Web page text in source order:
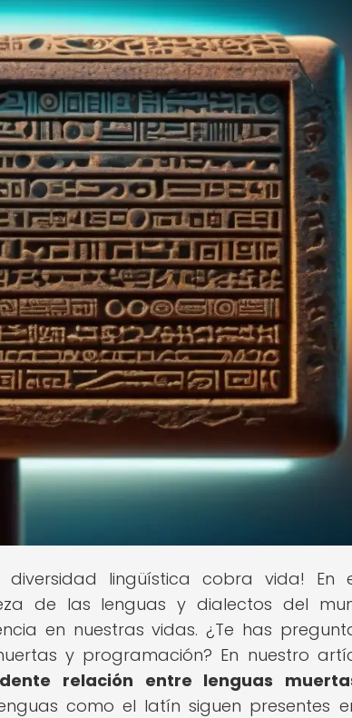
lingüística cobra vida! En
de las lenguas y dialectos del
en nuestras vidas. ¿Te has
y programación? En nuestro
relación entre lenguas
como el latín siguen presentes